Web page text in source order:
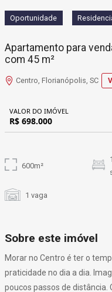
Oportunidade
Apartamento para
com 45 m²
Centro, Florianópolis, SC
VALOR DO IMÓVEL
R$ 698.000
600m²
1 vaga
Sobre este imóvel
Morar no Centro é ter o
praticidade no dia a dia.
poucos passos de distância.